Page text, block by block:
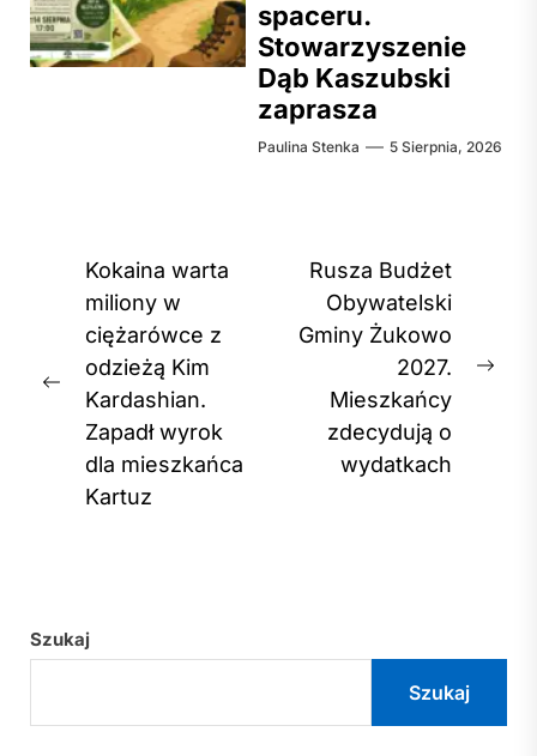
spaceru.
Stowarzyszenie
Dąb Kaszubski
zaprasza
Paulina Stenka 5 Sierpnia, 2026
Nawigacja
wpisu
Previous
post:
Kokaina warta
miliony w
ciężarówce z
odzieżą Kim
Kardashian.
Zapadł wyrok
dla mieszkańca
Kartuz
Rusza Budżet
Obywatelski
Gminy Żukowo
2027.
Mieszkańcy
zdecydują o
wydatkach
Szukaj
Szukaj